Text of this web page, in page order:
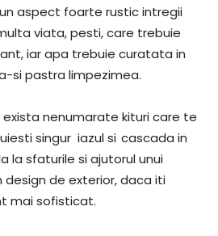
aspect foarte rustic intregii
viata, pesti, care trebuie
iar apa trebuie curatata in
si pastra limpezimea.
nenumarate kituri care te
singur iazul si cascada in
la sfaturile si ajutorul unui
de exterior, daca iti
mai sofisticat.